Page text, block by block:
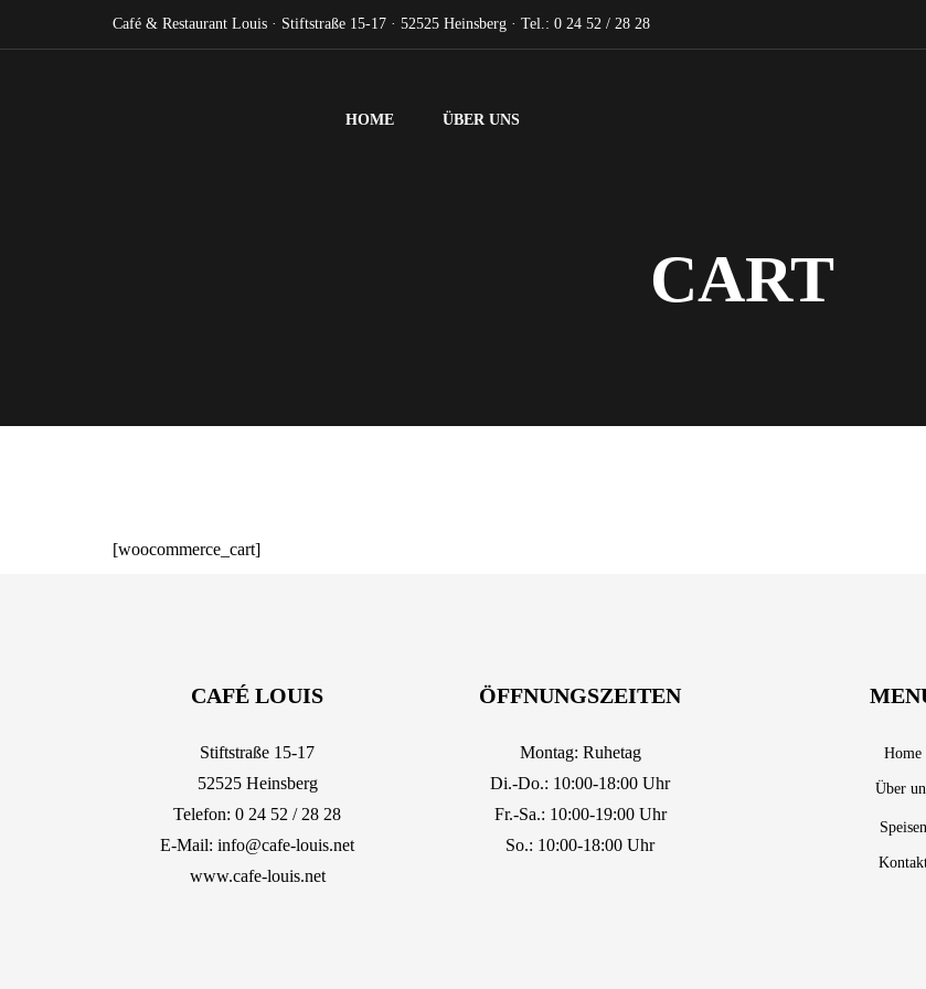
Café & Restaurant Louis · Stiftstraße 15-17 · 52525 Heinsberg · Tel.: 0 24 52 / 28 28
HOME ÜBER UNS
CART
[woocommerce_cart]
CAFÉ LOUIS
Stiftstraße 15-17
52525 Heinsberg
Telefon: 0 24 52 / 28 28
E-Mail:info@cafe-louis.net
www.cafe-louis.net
ÖFFNUNGSZEITEN
Montag: Ruhetag
Di.-Do.: 10:00-18:00 Uhr
Fr.-Sa.: 10:00-19:00 Uhr
So.: 10:00-18:00 Uhr
Home
Über
Speisen